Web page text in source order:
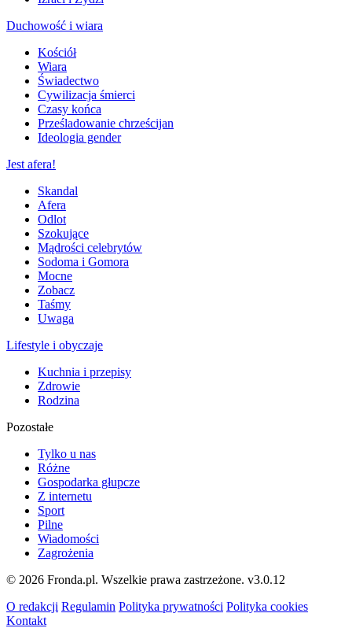
Duchowość i wiara
Kościół
Wiara
Świadectwo
Cywilizacja śmierci
Czasy końca
Prześladowanie chrześcijan
Ideologia gender
Jest afera!
Skandal
Afera
Odlot
Szokujące
Mądrości celebrytów
Sodoma i Gomora
Mocne
Zobacz
Taśmy
Uwaga
Lifestyle i obyczaje
Kuchnia i przepisy
Zdrowie
Rodzina
Pozostałe
Tylko u nas
Różne
Gospodarka głupcze
Z internetu
Sport
Pilne
Wiadomości
Zagrożenia
© 2026 Fronda.pl. Wszelkie prawa zastrzeżone. v3.0.12
O redakcji Regulamin Polityka prywatności Polityka cookies
Kontakt